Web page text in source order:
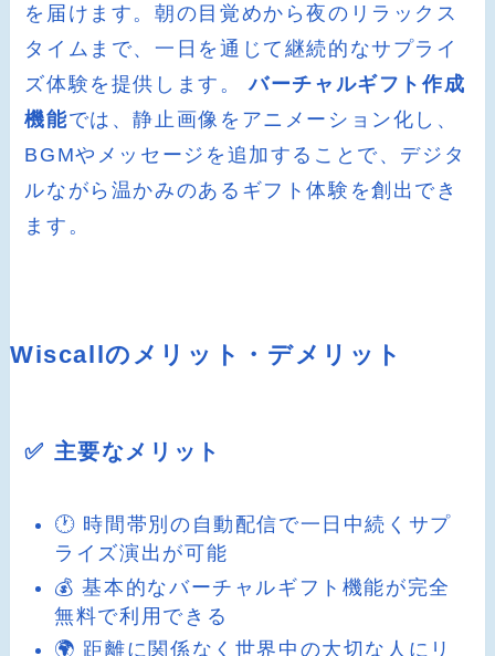
を届けます。朝の目覚めから夜のリラックス
タイムまで、一日を通じて継続的なサプライ
ズ体験を提供します。バーチャルギフト作成
機能では、静止画像をアニメーション化し、
BGMやメッセージを追加することで、デジタ
ルながら温かみのあるギフト体験を創出でき
ます。
Wiscallのメリット・デメリット
✅ 主要なメリット
🕐 時間帯別の自動配信で一日中続くサプ
ライズ演出が可能
💰 基本的なバーチャルギフト機能が完全
無料で利用できる
🌍 距離に関係なく世界中の大切な人にリ